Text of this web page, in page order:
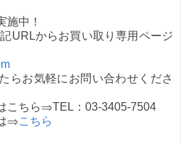
施中！
URLからお買い取り専用ページ
らお気軽にお問い合わせくださ
こちら⇒TEL：03-3405-7504
⇒こちら